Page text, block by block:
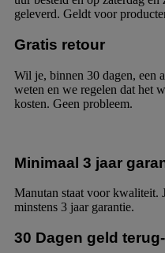
geleverd. Geldt voor
Gratis retour
Wil je, binnen 30 dagen, een
weten en we regelen dat het
kosten. Geen probleem.
Minimaal 3 jaar
Manutan staat voor kwaliteit.
minstens 3 jaar garantie.
30 Dagen geld